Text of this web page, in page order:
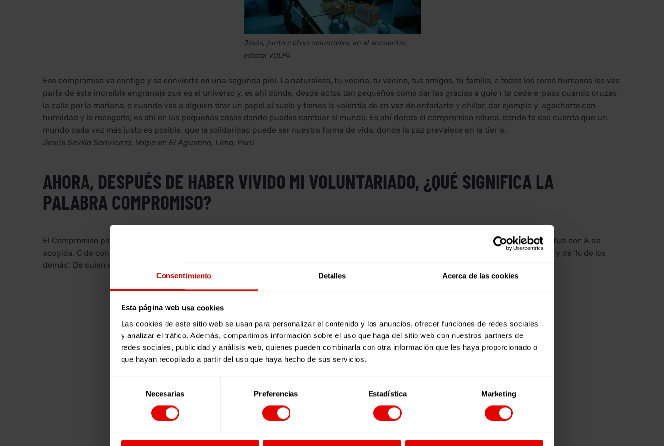
Consentimiento Detalles Acerca de las cookies
Esta página web usa cookies
Las cookies de este sitio web se usan para personalizar el contenido y los anuncios, ofrecer funciones de redes sociales
y analizar el tráfico. Además, compartimos información sobre el uso que haga del sitio web con nuestros partners de
redes sociales, publicidad y análisis web, quienes pueden combinarla con otra información que les haya proporcionado o
que hayan recopilado a partir del uso que haya hecho de sus servicios.
consentimiento
Necesarias Preferencias Estadística Marketing
Jesús, junto a otrxs voluntarixs, en el encuentro
estatal VOLPA
Ese compromiso va contigo y se convierte en una segunda piel. La naturaleza, tu vecina, tu vecino, tus amigos, tu familia, a todos los seres humanos les ves
parte de este increíble engranaje que es el universo y, es ahí donde, desde actos tan pequeños como dar las gracias a quien te cede el paso cuando cruzas
la calle por la mañana, o cuando ves a alguien tirar un papel al suelo y tienes la valentía de en vez de enfadarte y chillar, dar ejemplo y agacharte con
humildad y lo recogerlo, es ahí en las pequeñas cosas donde puedes cambiar el mundo. Es ahí donde el compromiso reluce, donde te das cuenta que un
mundo cada vez más justo es posible, que la solidaridad puede ser nuestra forma de vida, donde la paz prevalece en la tierra.
Jesús Sevilla Sanvicens, Volpa en El Agustino, Lima, Perú
AHORA, DESPUÉS DE HABER VIVIDO MI VOLUNTARIADO, ¿QUÉ SIGNIFICA LA
PALABRA COMPROMISO?
El Compromiso para mí, ahora, además de responsabilidad, esfuerzo y alegría, es también Actitud. Compromiso con C de constancia y actitud con A de
acogida. C de constancia -en el interior tanto o más que en el exterior- aunque los momentos sean complejos. A de acogida de ‘lo nuestro’ y de ‘lo de los
demás’. De quien era, y de quien soy. De quienes eran, y quienes son. En definitiva, de quienes somos.